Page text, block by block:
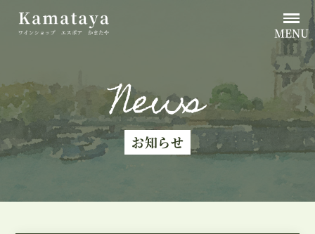
MENU
News
お知らせ